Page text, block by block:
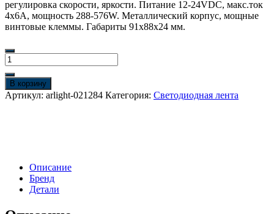
регулировка скорости, яркости. Питание 12-24VDC, макс.ток
4х6A, мощность 288-576W. Металлический корпус, мощные
винтовые клеммы. Габариты 91х88х24 мм.
Количество
товара
Угол
S2-
LINIA94-
В корзину
Артикул: arlight-021284 Категория: Светодиодная лента
Описание
Бренд
Детали